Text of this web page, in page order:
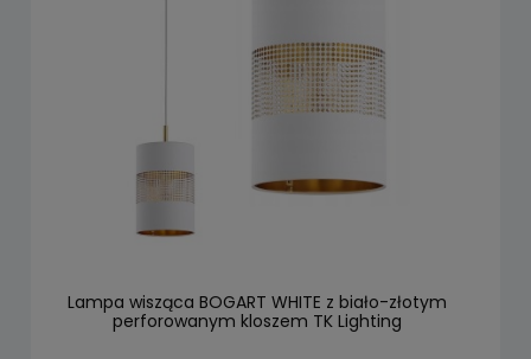
Lampa wisząca BOGART WHITE z biało-złotym
perforowanym kloszem TK Lighting